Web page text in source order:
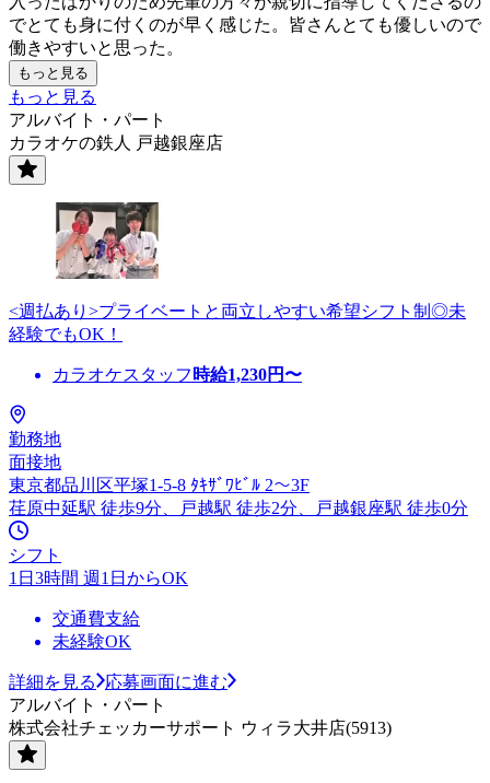
でとても身に付くのが早く感じた。皆さんとても優しいので
働きやすいと思った。
もっと見る
もっと見る
アルバイト・パート
カラオケの鉄人 戸越銀座店
<週払あり>プライベートと両立しやすい希望シフト制◎未
経験でもOK！
カラオケスタッフ 時給1,230円〜
勤務地
面接地
東京都品川区平塚1-5-8 ﾀｷｻﾞﾜﾋﾞﾙ 2～3F
荏原中延駅 徒歩9分、戸越駅 徒歩2分、戸越銀座駅 徒歩0分
シフト
1日3時間 週1日からOK
交通費支給
未経験OK
詳細を見る
応募画面に進む
アルバイト・パート
株式会社チェッカーサポート ウィラ大井店(5913)